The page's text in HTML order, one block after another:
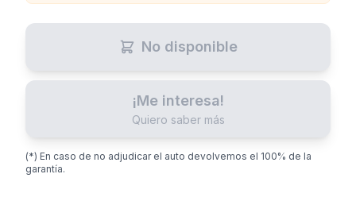
No disponible
¡Me interesa!
Quiero saber más
(*) En caso de no adjudicar el auto devolvemos el 100% de la
garantía.